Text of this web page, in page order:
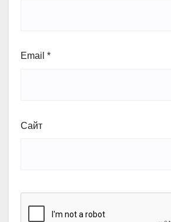
Email *
Сайт